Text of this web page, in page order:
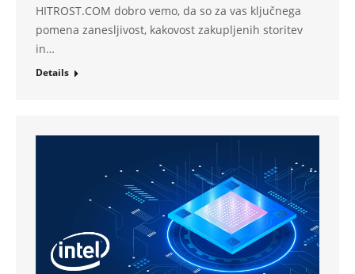
HITROST.COM dobro vemo, da so za vas ključnega
pomena zanesljivost, kakovost zakupljenih storitev
in…
Details